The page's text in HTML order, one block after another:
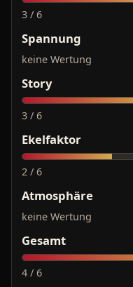
3 / 6
Spannung
keine Wertung
Story
3 / 6
Ekelfaktor
2 / 6
Atmosphäre
keine Wertung
Gesamt
4 / 6